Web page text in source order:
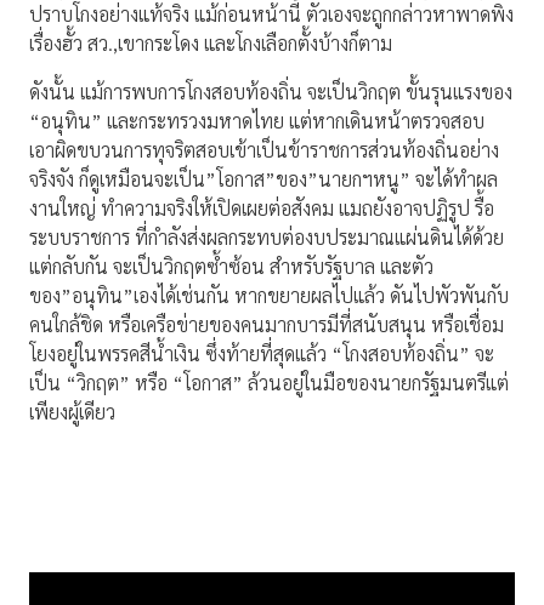
ปราบโกงอย่างแท้จริง แม้ก่อนหน้านี้ ตัวเองจะถูกกล่าวหาพาดพิง
เรื่องฮั้ว สว.,เขากระโดง และโกงเลือกตั้งบ้างก็ตาม
ดังนั้น แม้การพบการโกงสอบท้องถิ่น จะเป็นวิกฤต ขั้นรุนแรงของ
“อนุทิน” และกระทรวงมหาดไทย แต่หากเดินหน้าตรวจสอบ
เอาผิดขบวนการทุจริตสอบเข้าเป็นข้าราชการส่วนท้องถิ่นอย่าง
จริงจัง ก็ดูเหมือนจะเป็น”โอกาส”ของ”นายกฯหนู” จะได้ทำผล
งานใหญ่ ทำความจริงให้เปิดเผยต่อสังคม แมถยังอาจปฏิรูป รื้อ
ระบบราชการ ที่กำลังส่งผลกระทบต่องบประมาณแผ่นดินได้ด้วย
แต่กลับกัน จะเป็นวิกฤตซ้ำซ้อน สำหรับรัฐบาล และตัว
ของ”อนุทิน”เองได้เช่นกัน หากขยายผลไปแล้ว ดันไปพัวพันกับ
คนใกล้ชิด หรือเครือข่ายของคนมากบารมีที่สนับสนุน หรือเชื่อม
โยงอยู่ในพรรคสีน้ำเงิน ซึ่งท้ายที่สุดแล้ว “โกงสอบท้องถิ่น” จะ
เป็น “วิกฤต” หรือ “โอกาส” ล้วนอยู่ในมือของนายกรัฐมนตรีแต่
เพียงผู้เดียว